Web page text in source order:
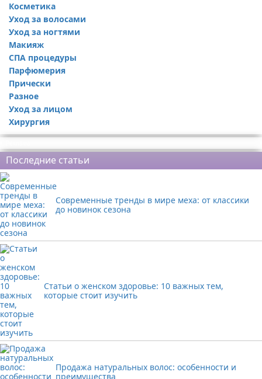
Косметика
Уход за волосами
Уход за ногтями
Макияж
СПА процедуры
Парфюмерия
Прически
Разное
Уход за лицом
Хирургия
Последние статьи
Современные тренды в мире меха: от классики
до новинок сезона
Статьи о женском здоровье: 10 важных тем,
которые стоит изучить
Продажа натуральных волос: особенности и
преимущества